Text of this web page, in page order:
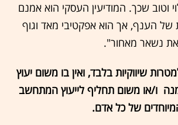
וטוב שכך. המודיעין העסקי הוא אמנם
של הענף, אך הוא אפקטיבי מאד וגוף
נשאר מאחור".
שיווקיות בלבד, ואין בו משום יעוץ
ו/או משום תחליף לייעוץ המתחשב
של כל אדם.